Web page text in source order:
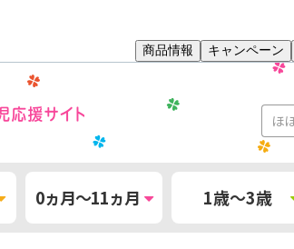
商品情報 キャンペーン
0ヵ月～11ヵ月 1歳～3歳